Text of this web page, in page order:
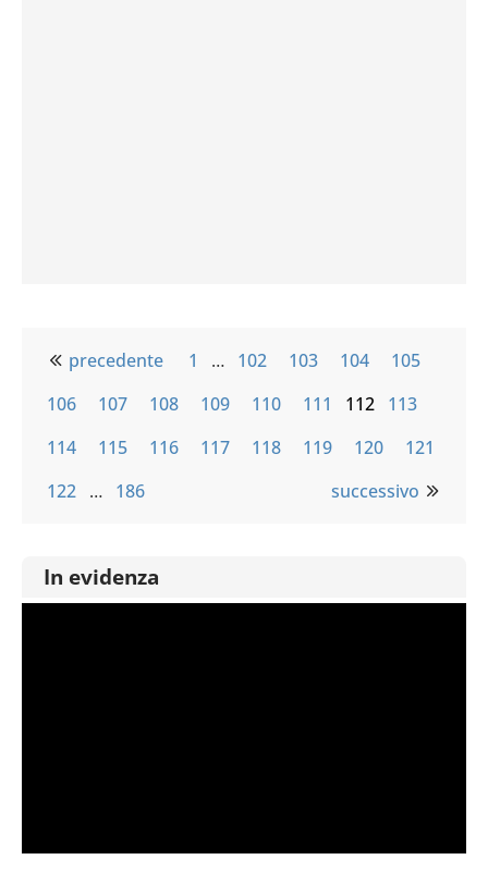
precedente 1 … 102 103 104
105
106
107 108 109 110 111 112 113
114
115 116 117 118 119 120
121
122 … 186 successivo
In evidenza